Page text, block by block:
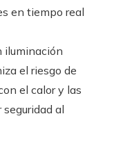
en tiempo real
iluminación
el riesgo de
el calor y las
al